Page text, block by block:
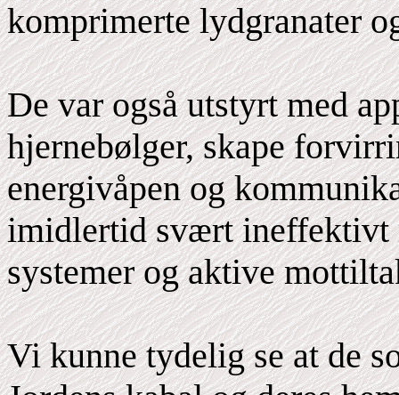
komprimerte lydgranater
De var også utstyrt med
hjernebølger, skape
energivåpen og
imidlertid svært ineffektivt
systemer og aktive
Vi kunne tydelig se at de